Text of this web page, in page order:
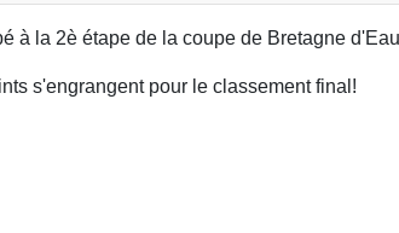
à la 2è étape de la coupe de Bretagne
s'engrangent pour le classement final!